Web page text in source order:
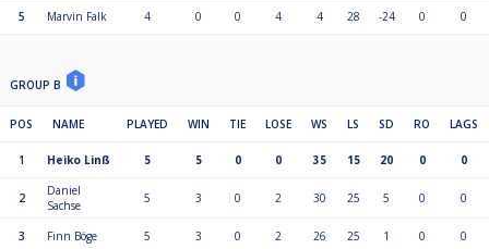
5 Marvin Falk 4 0 0 4 4 28 -24 0 0
GROUP B
POS NAME PLAYED WIN TIE LOSE WS LS SD RO LAGS
1 Heiko Linß 5 5 0 0 35 15 20 0 0
2
Daniel
Sachse
5 3 0 2 30 25 5 0 0
3 Finn Böge 5 3 0 2 26 25 1 0 0